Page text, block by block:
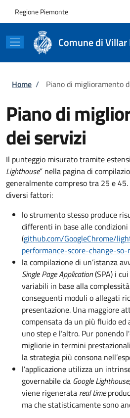
Regione Piemonte
Comune di Villar
Briciole di pane
Home / Piano di miglioramento
Piano di
dei servizi
Il punteggio misurato tramite
Lighthouse” nella pagina di
generalmente compreso tra 25 e
diversi fattori:
lo strumento stesso produce
differenti in base alle
(github.com/GoogleChrome/
performance-score-change-so-
la compilazione di un’istanza
Single Page Application(SPA) i
variabili in base alla
conseguenti moduli o allegati
presentazione. Una maggiore
compensata da un più fluido ed
uno step e l’altro. Pur
migliorie in termini
la strategia più consona
l’applicazione utilizza un
governabile da Google Lighthouse
viene rigenerata real time
ma che statisticamente sono